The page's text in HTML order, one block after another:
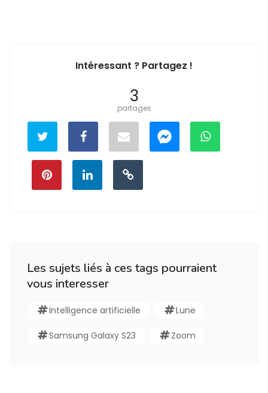
Intéressant ? Partagez !
3
partages
Les sujets liés à ces tags pourraient
vous interesser
Intelligence artificielle Lune
Samsung Galaxy S23 Zoom